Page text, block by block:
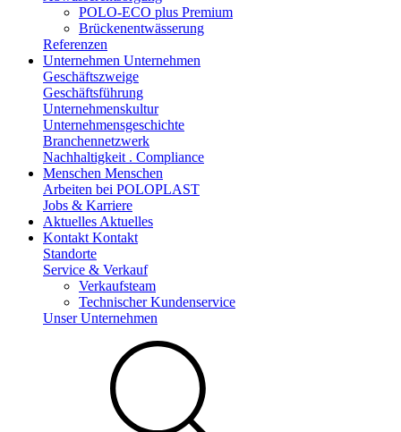
POLO-ECO plus Premium
Brückenentwässerung
Referenzen
Unternehmen Unternehmen
Geschäftszweige
Geschäftsführung
Unternehmenskultur
Unternehmensgeschichte
Branchennetzwerk
Nachhaltigkeit . Compliance
Menschen Menschen
Arbeiten bei POLOPLAST
Jobs & Karriere
Aktuelles Aktuelles
Kontakt Kontakt
Standorte
Service & Verkauf
Verkaufsteam
Technischer Kundenservice
Unser Unternehmen